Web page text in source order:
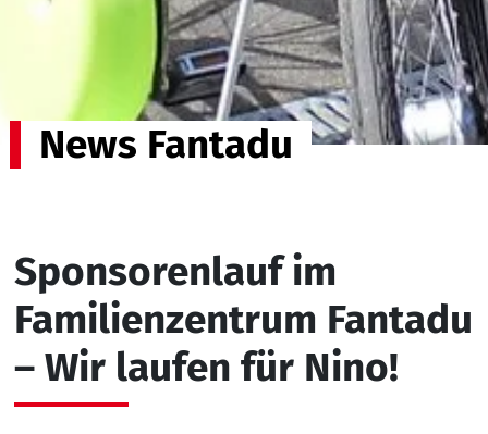
News Fantadu
Sponsorenlauf im
Familienzentrum Fantadu
– Wir laufen für Nino!